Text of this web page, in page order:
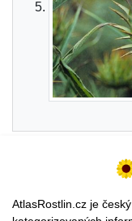
AtlasRostlin.cz je